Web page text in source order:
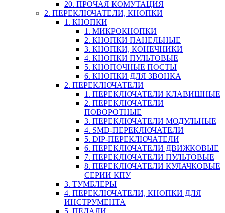
20. ПРОЧАЯ КОМУТАЦИЯ
2. ПЕРЕКЛЮЧАТЕЛИ, КНОПКИ
1. КНОПКИ
1. МИКРОКНОПКИ
2. КНОПКИ ПАНЕЛЬНЫЕ
3. КНОПКИ, КОНЕЧНИКИ
4. КНОПКИ ПУЛЬТОВЫЕ
5. КНОПОЧНЫЕ ПОСТЫ
6. КНОПКИ ДЛЯ ЗВОНКА
2. ПЕРЕКЛЮЧАТЕЛИ
1. ПЕРЕКЛЮЧАТЕЛИ КЛАВИШНЫЕ
2. ПЕРЕКЛЮЧАТЕЛИ
ПОВОРОТНЫЕ
3. ПЕРЕКЛЮЧАТЕЛИ МОДУЛЬНЫЕ
4. SMD-ПЕРЕКЛЮЧАТЕЛИ
5. DIP-ПЕРЕКЛЮЧАТЕЛИ
6. ПЕРЕКЛЮЧАТЕЛИ ДВИЖКОВЫЕ
7. ПЕРЕКЛЮЧАТЕЛИ ПУЛЬТОВЫЕ
8. ПЕРЕКЛЮЧАТЕЛИ КУЛАЧКОВЫЕ
СЕРИИ КПУ
3. ТУМБЛЕРЫ
4. ПЕРЕКЛЮЧАТЕЛИ, КНОПКИ ДЛЯ
ИНСТРУМЕНТА
5. ПЕДАЛИ